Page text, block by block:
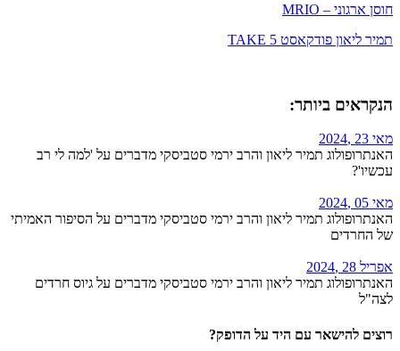
חוסן ארגוני – MRIO
תמיר ליאון פודקאסט TAKE 5
הנקראים ביותר:
מאי 23 ,2024
האנתרופולוג תמיר ליאון והרב ירמי סטביסקי מדברים על 'למה לי רב
עכשיו'?
מאי 05 ,2024
האנתרופולוג תמיר ליאון והרב ירמי סטביסקי מדברים על הסיפור האמיתי
של החרדים
אפריל 28 ,2024
האנתרופולוג תמיר ליאון והרב ירמי סטביסקי מדברים על גיוס חרדים
לצה"ל
רוצים להישאר עם היד על הדופק?